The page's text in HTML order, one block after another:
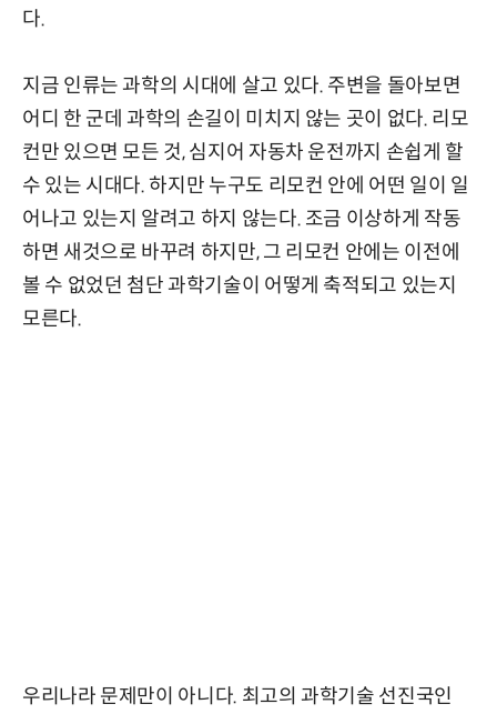
다.
지금 인류는 과학의 시대에 살고 있다. 주변을 돌아보면
어디 한 군데 과학의 손길이 미치지 않는 곳이 없다. 리모
컨만 있으면 모든 것, 심지어 자동차 운전까지 손쉽게 할
수 있는 시대다. 하지만 누구도 리모컨 안에 어떤 일이 일
어나고 있는지 알려고 하지 않는다. 조금 이상하게 작동
하면 새것으로 바꾸려 하지만, 그 리모컨 안에는 이전에
볼 수 없었던 첨단 과학기술이 어떻게 축적되고 있는지
모른다.
우리나라 문제만이 아니다. 최고의 과학기술 선진국인